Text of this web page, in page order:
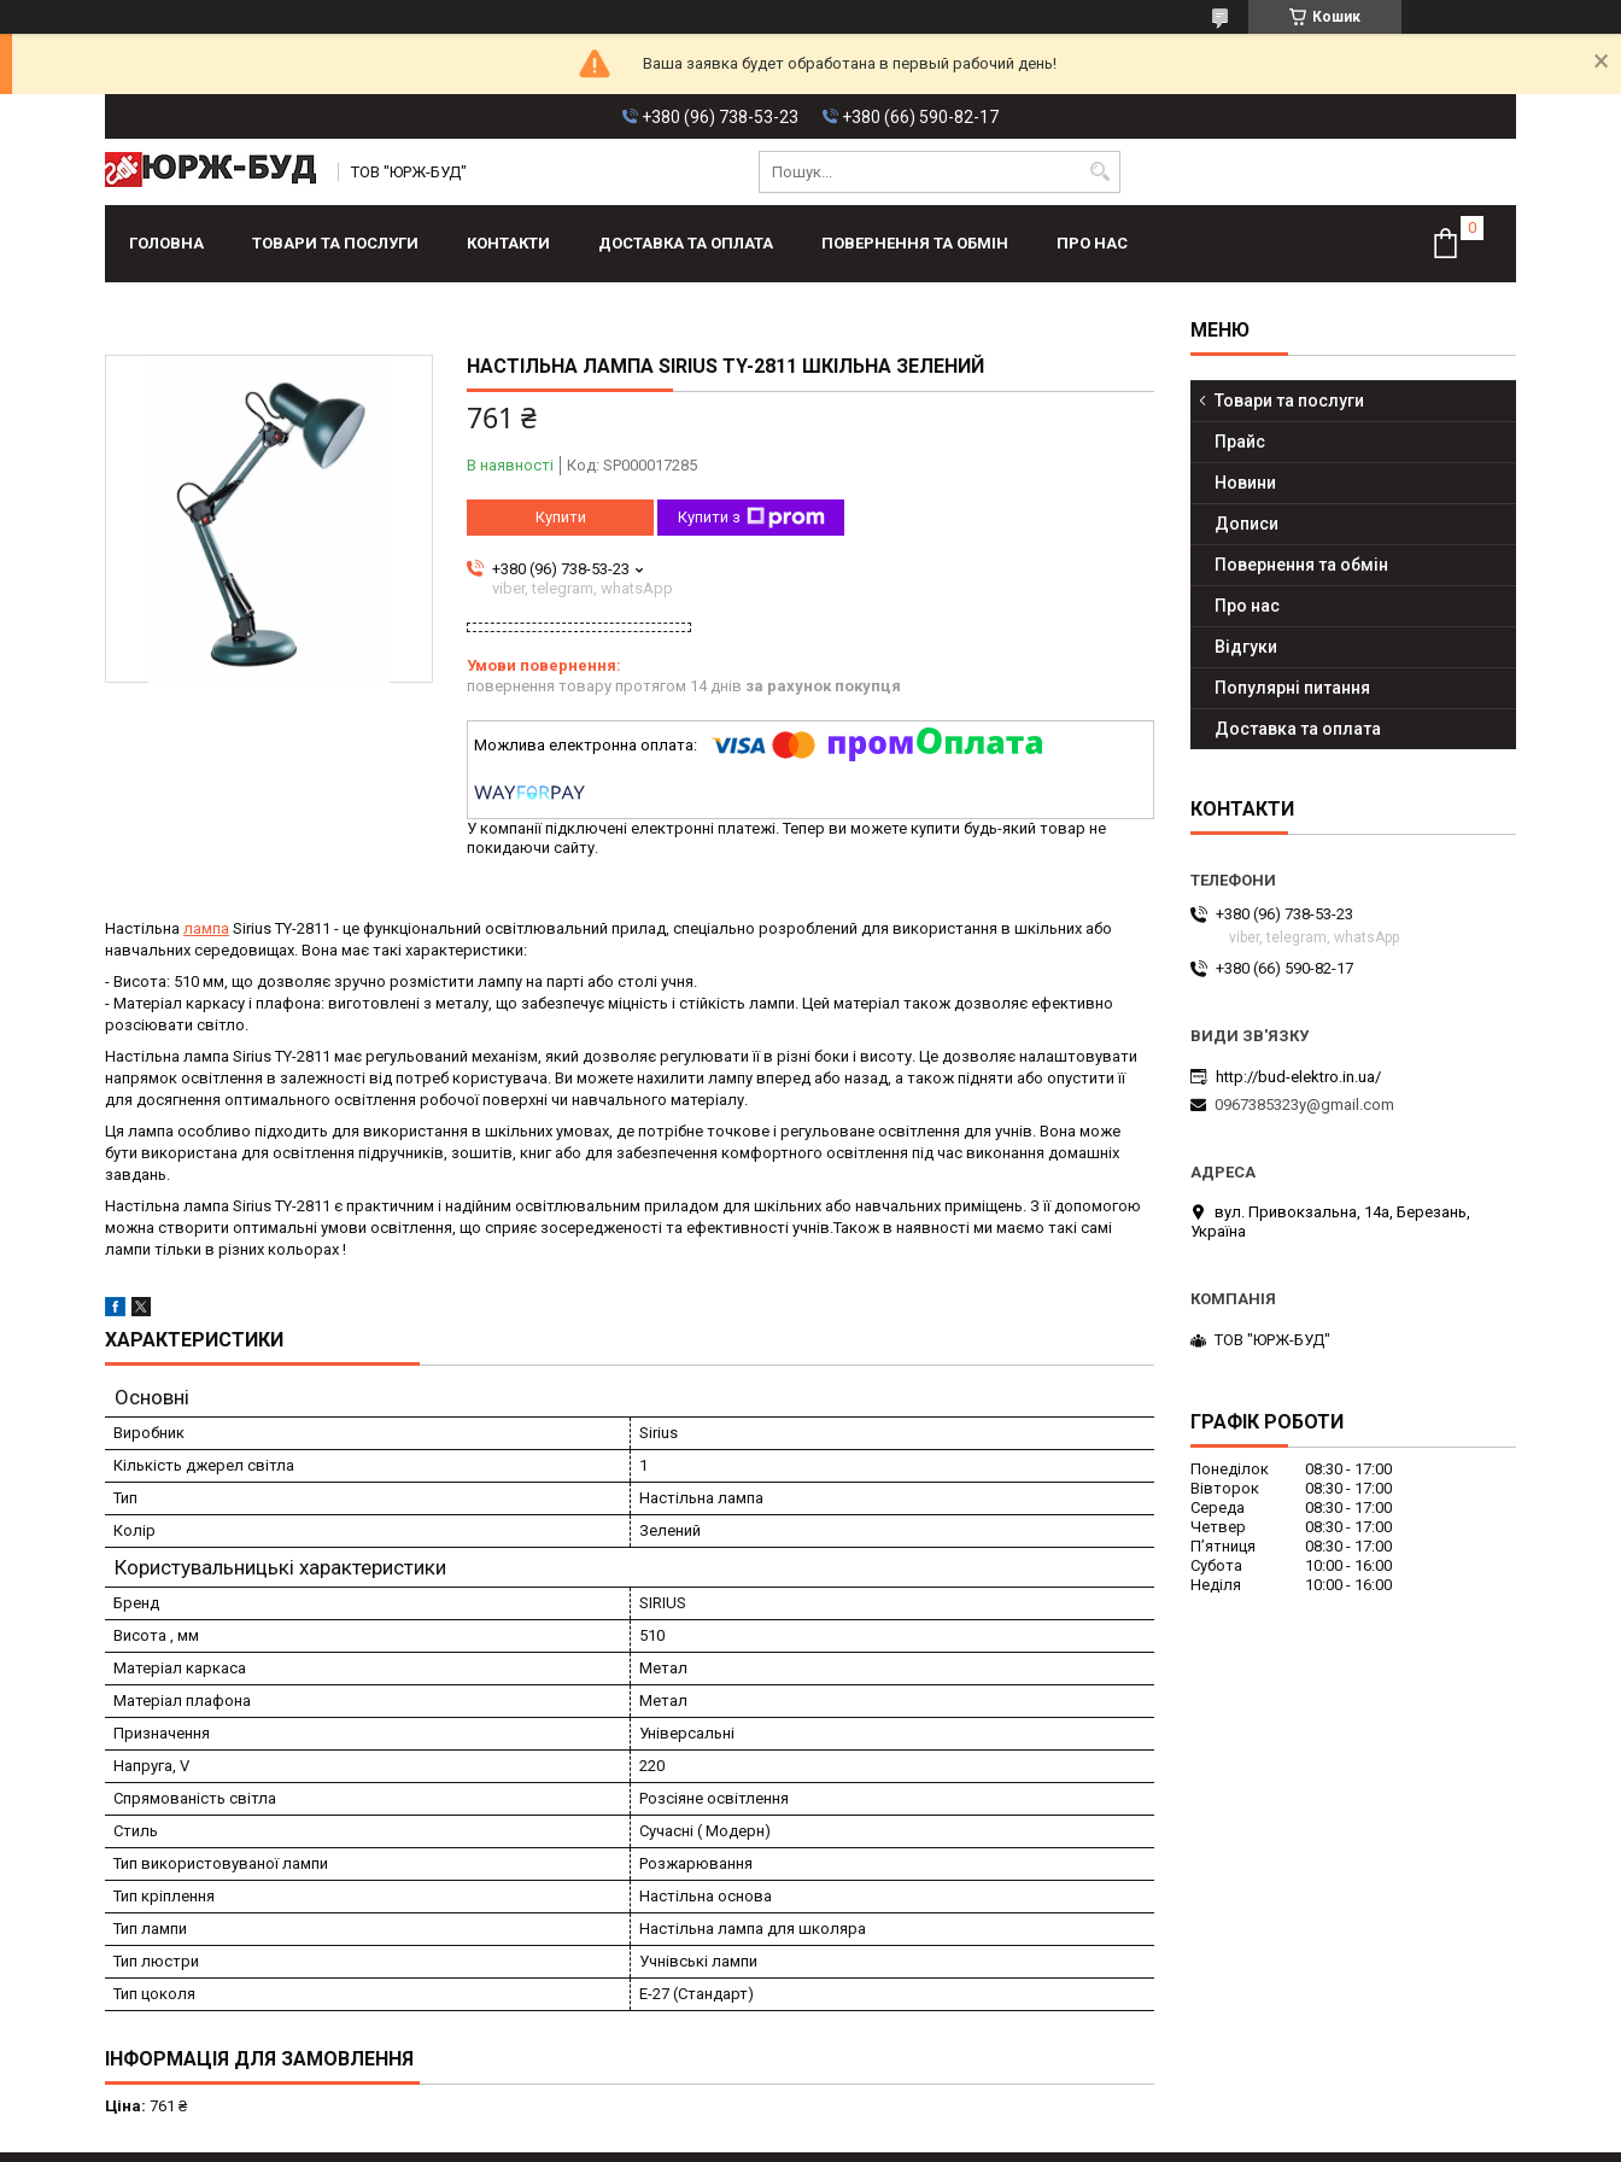
Кошик
Ваша заявка будет обработана в первый рабочий день!
+380 (96) 738-53-23 +380 (66) 590-82-17
ТОВ "ЮРЖ-БУД"
ГОЛОВНА ТОВАРИ ТА ПОСЛУГИ КОНТАКТИ ДОСТАВКА ТА ОПЛАТА ПОВЕРНЕННЯ ТА ОБМІН ПРО НАС
НАСТІЛЬНА ЛАМПА SIRIUS TY-2811 ШКІЛЬНА ЗЕЛЕНИЙ
761 ₴
В наявності Код: SP000017285
Купити Купити з
+380 (96) 738-53-23
viber, telegram, whatsApp
повернення товару протягом 14 днів за рахунок покупця
У компанії підключені електронні платежі. Тепер ви можете купити будь-який товар не
покидаючи сайту.
Настільна лампа Sirius TY-2811 - це функціональний освітлювальний прилад, спеціально розроблений для використання в шкільних або
навчальних середовищах. Вона має такі характеристики:
- Висота: 510 мм, що дозволяє зручно розмістити лампу на парті або столі учня.
- Матеріал каркасу і плафона: виготовлені з металу, що забезпечує міцність і стійкість лампи. Цей матеріал також дозволяє ефективно
розсіювати світло.
Настільна лампа Sirius TY-2811 має регульований механізм, який дозволяє регулювати її в різні боки і висоту. Це дозволяє налаштовувати
напрямок освітлення в залежності від потреб користувача. Ви можете нахилити лампу вперед або назад, а також підняти або опустити її
для досягнення оптимального освітлення робочої поверхні чи навчального матеріалу.
Ця лампа особливо підходить для використання в шкільних умовах, де потрібне точкове і регульоване освітлення для учнів. Вона може
бути використана для освітлення підручників, зошитів, книг або для забезпечення комфортного освітлення під час виконання домашніх
завдань.
Настільна лампа Sirius TY-2811 є практичним і надійним освітлювальним приладом для шкільних або навчальних приміщень. З її допомогою
можна створити оптимальні умови освітлення, що сприяє зосередженості та ефективності учнів.Також в наявності ми маємо такі самі
лампи тільки в різних кольорах !
ХАРАКТЕРИСТИКИ
Основні
Виробник
Sirius
Кількість джерел світла
1
Тип
Настільна лампа
Колір
Зелений
Користувальницькі характеристики
Бренд
SIRIUS
Висота , мм
510
Матеріал каркаса
Метал
Матеріал плафона
Метал
Призначення
Універсальні
Напруга, V
220
Спрямованість світла
Розсіяне освітлення
Стиль
Сучасні ( Модерн)
Тип використовуваної лампи
Розжарювання
Тип кріплення
Настільна основа
Тип лампи
Настільна лампа для школяра
Тип люстри
Учнівські лампи
Тип цоколя
E-27 (Стандарт)
ІНФОРМАЦІЯ ДЛЯ ЗАМОВЛЕННЯ
Ціна: 761 ₴
Товари та послуги
Прайс
Новини
Дописи
Повернення та обмін
Про нас
Відгуки
Популярні питання
Доставка та оплата
КОНТАКТИ
+380 (96) 738-53-23
viber, telegram, whatsApp
+380 (66) 590-82-17
http://bud-elektro.in.ua/
0967385323y@gmail.com
вул. Привокзальна, 14а, Березань,
Україна
ТОВ "ЮРЖ-БУД"
ГРАФІК РОБОТИ
Понеділок 08:30
17:00
Вівторок
08:30
17:00
Середа
08:30
17:00
Четвер
08:30
17:00
Пʼятниця
08:30
17:00
Субота
10:00
16:00
Неділя
10:00 16:00